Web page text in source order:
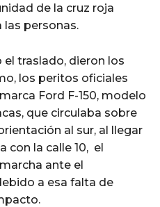
de la cruz roja
las personas.
traslado, dieron los
los peritos oficiales
Ford F-150, modelo
que circulaba sobre
al sur, al llegar
con la calle 10, el
ante el
a esa falta de